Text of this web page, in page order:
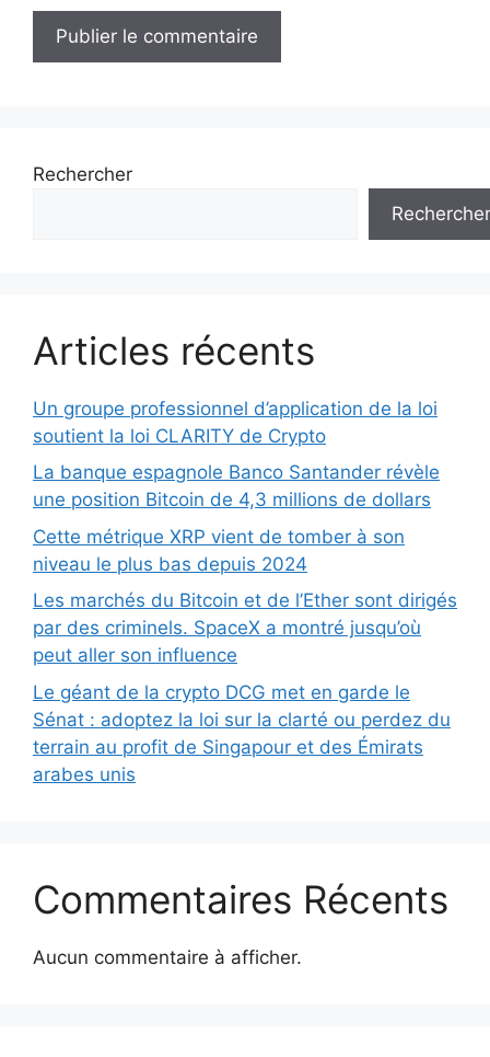
Rechercher
Rechercher
Articles récents
Un groupe professionnel d’application de la loi
soutient la loi CLARITY de Crypto
La banque espagnole Banco Santander révèle
une position Bitcoin de 4,3 millions de dollars
Cette métrique XRP vient de tomber à son
niveau le plus bas depuis 2024
Les marchés du Bitcoin et de l’Ether sont dirigés
par des criminels. SpaceX a montré jusqu’où
peut aller son influence
Le géant de la crypto DCG met en garde le
Sénat : adoptez la loi sur la clarté ou perdez du
terrain au profit de Singapour et des Émirats
arabes unis
Commentaires Récents
Aucun commentaire à afficher.